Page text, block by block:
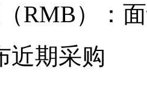
RMB）：
近期采购